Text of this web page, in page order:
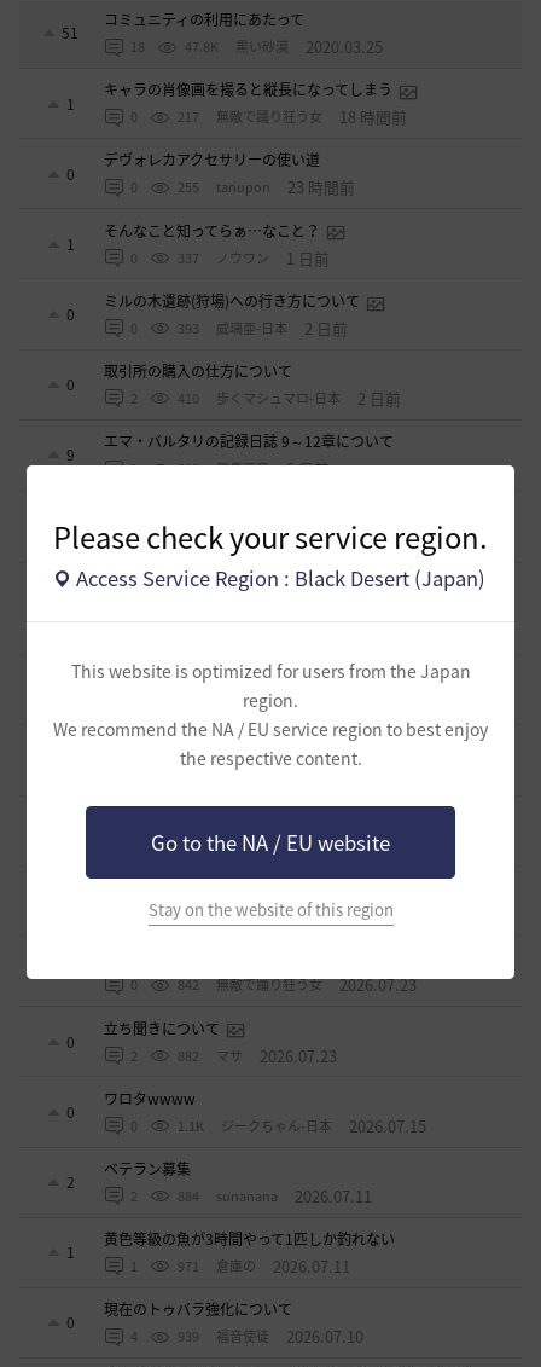
Please check your service region.
Access Service Region : Black Desert (Japan)
This website is optimized for users from the Japan
region.
We recommend the NA / EU service region to best enjoy
the respective content.
Go to the NA / EU website
Stay on the website of this region
51
コミュニティの利用にあたって
18 47.8K 黒い砂漠 2020.03.25
1
キャラの肖像画を撮ると縦長になってしまう
0 217 無敵で踊り狂う女 18 時間前
0
デヴォレカアクセサリーの使い道
0 255 tanupon 23 時間前
1
そんなこと知ってらぁ…なこと？
0 337 ノウワン 1 日前
0
ミルの木遺跡(狩場)への行き方について
0 393 威璃亜-日本 2 日前
0
取引所の購入の仕方について
2 410 歩くマシュマロ-日本 2 日前
9
エマ・バルタリの記録日誌 9～12章について
1 806 飛鳥雨音 6 日前
0
0 992 黒い砂漠 7 日前
【ギルド名声】2026ハイデル宴会スクショ【どうなる？】
「怪しい袋」
ノウワン 2026.07.24
波に乗って流れ着いた宝の地図の場所
倉庫の
790 マサ 2026.07.24
765 飛鳥雨音 2026.07.24
0 842 無敵で踊り狂う女 2026.07.23
0
立ち聞きについて
2 882 マサ 2026.07.23
0
ワロタwwww
0 1.1K ジークちゃん-日本 2026.07.15
2
ベテラン募集
2 884 sunanana 2026.07.11
1
黄色等級の魚が3時間やって1匹しか釣れない
1 971 倉庫の 2026.07.11
0
現在のトゥバラ強化について
4 939 福音使徒 2026.07.10